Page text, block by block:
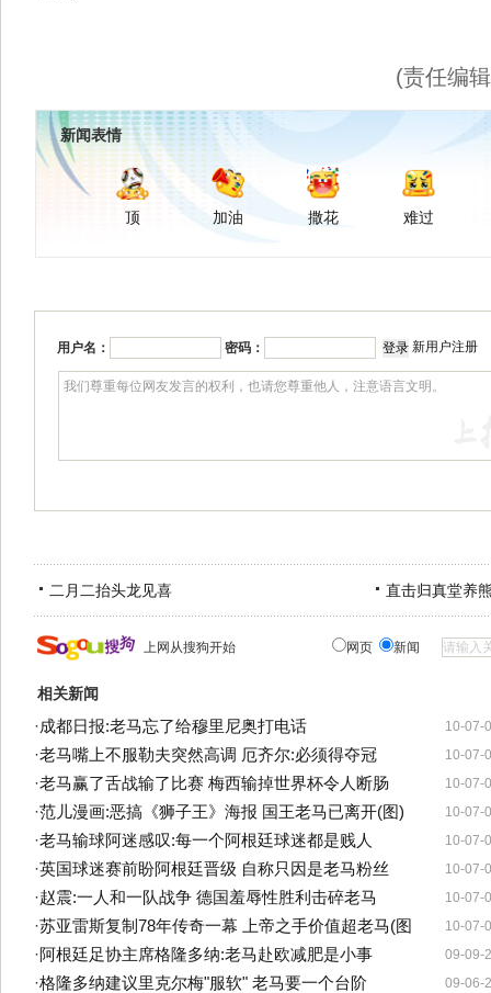
(责任编
新闻表情
顶 加油 撒花 难过
用户名： 密码： 新用户注册
二月二抬头龙见喜 直击归真堂养
上网从搜狗开始 网页 新闻
相关新闻
10-07-
·成都日报:老马忘了给穆里尼奥打电话
10-07-
·老马嘴上不服勒夫突然高调 厄齐尔:必须得夺冠
10-07-
·老马赢了舌战输了比赛 梅西输掉世界杯令人断肠
10-07-
·范儿漫画:恶搞《狮子王》海报 国王老马已离开(图)
10-07-
·老马输球阿迷感叹:每一个阿根廷球迷都是贱人
10-07-
·英国球迷赛前盼阿根廷晋级 自称只因是老马粉丝
10-07-
·赵震:一人和一队战争 德国羞辱性胜利击碎老马
10-07-
·苏亚雷斯复制78年传奇一幕 上帝之手价值超老马(图
09-09-
·阿根廷足协主席格隆多纳:老马赴欧减肥是小事
09-06-
·格隆多纳建议里克尔梅"服软" 老马要一个台阶